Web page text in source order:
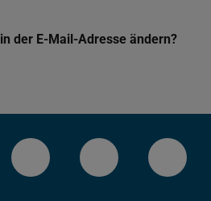
der E-Mail-Adresse ändern?
TU Darmstadt
Kanal der TU
Bluesky-Kanal der TU
Facebook-